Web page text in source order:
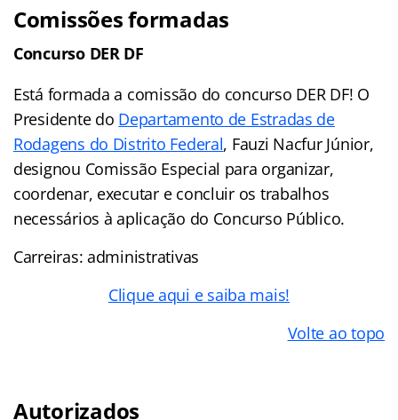
Comissões formadas
Concurso DER DF
Está formada a comissão do concurso DER DF! O
Presidente do Departamento de Estradas de
Rodagens do Distrito Federal, Fauzi Nacfur Júnior,
designou Comissão Especial para organizar,
coordenar, executar e concluir os trabalhos
necessários à aplicação do Concurso Público.
Carreiras: administrativas
Clique aqui e saiba mais!
Volte ao topo
Autorizados